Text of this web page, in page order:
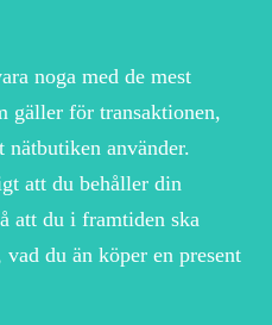
noga med de mest
gäller för transaktionen,
använder.
att du behåller din
att du i framtiden ska
du än köper en present